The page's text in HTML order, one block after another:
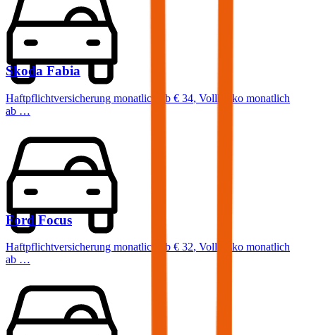
Skoda Fabia
Haftpflichtversicherung monatlich ab € 34, Vollkasko monatlich
ab …
Ford Focus
Haftpflichtversicherung monatlich ab € 32, Vollkasko monatlich
ab …